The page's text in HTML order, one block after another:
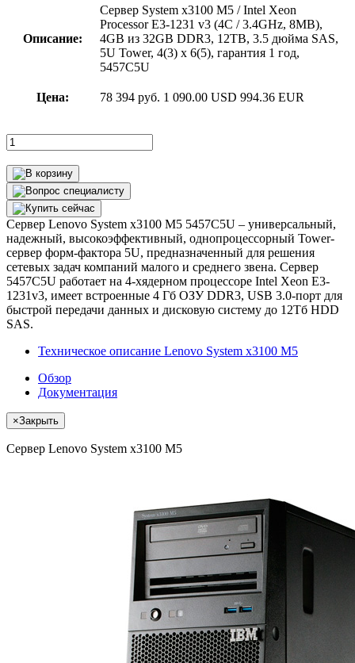
Описание:
Сервер System x3100 M5 / Intel Xeon
Processor E3-1231 v3 (4C / 3.4GHz, 8MB),
4GB из 32GB DDR3, 12TB, 3.5 дюйма SAS,
5U Tower, 4(3) x 6(5), гарантия 1 год,
5457C5U
Цена: 78 394 руб. 1 090.00 USD 994.36 EUR
Сервер Lenovo System x3100 M5 5457C5U – универсальный,
надежный, высокоэффективный, однопроцессорный Tower-
сервер форм-фактора 5U, предназначенный для решения
сетевых задач компаний малого и среднего звена. Сервер
5457C5U работает на 4-хядерном процессоре Intel Xeon E3-
1231v3, имеет встроенные 4 Гб ОЗУ DDR3, USB 3.0-порт для
быстрой передачи данных и дисковую систему до 12Тб HDD
SAS.
Техническое описание Lenovo System x3100 M5
Обзор
Документация
×Закрыть
Сервер Lenovo System x3100 M5